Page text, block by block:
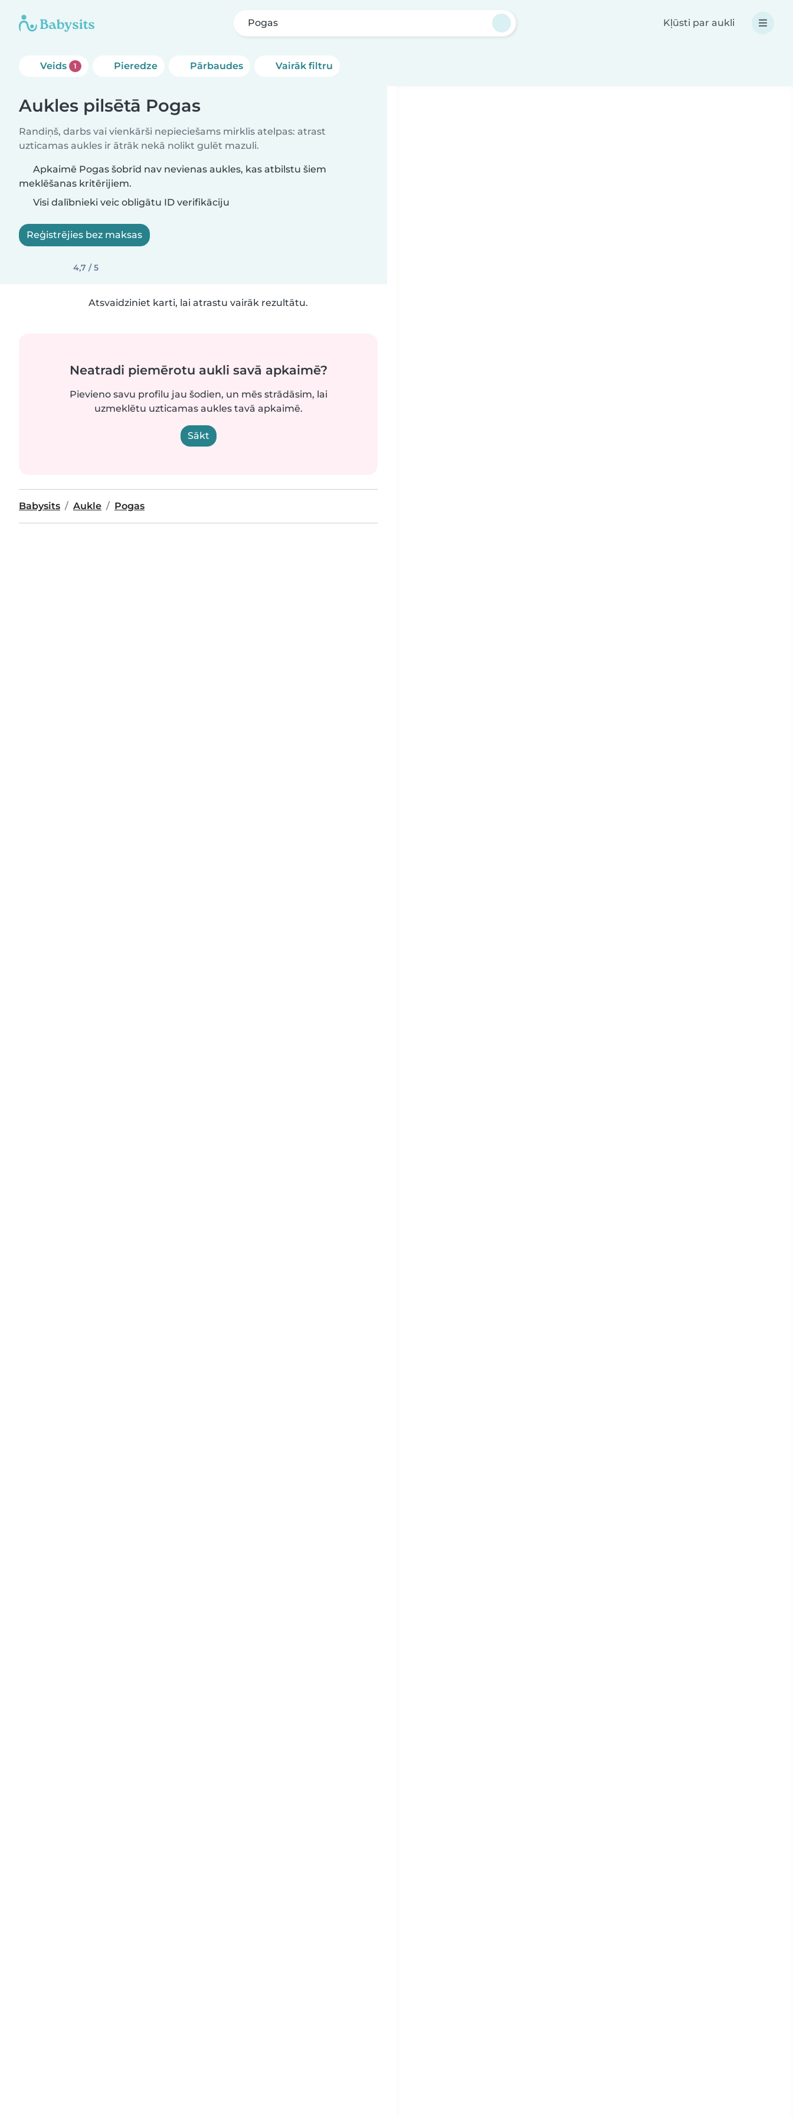
Pogas Kļūsti par aukli
Veids 1 Pieredze Pārbaudes Vairāk filtru
Aukles pilsētā Pogas
Randiņš, darbs vai vienkārši nepieciešams mirklis atelpas: atrast
uzticamas aukles ir ātrāk nekā nolikt gulēt mazuli.
Apkaimē Pogas šobrīd nav nevienas aukles, kas atbilstu šiem
meklēšanas kritērijiem.
Visi dalībnieki veic obligātu ID verifikāciju
Reģistrējies bez maksas
4,7 / 5
Atsvaidziniet karti, lai atrastu vairāk rezultātu.
Neatradi piemērotu aukli savā apkaimē?
Pievieno savu profilu jau šodien, un mēs strādāsim, lai
uzmeklētu uzticamas aukles tavā apkaimē.
Sākt
Babysits Aukle Pogas